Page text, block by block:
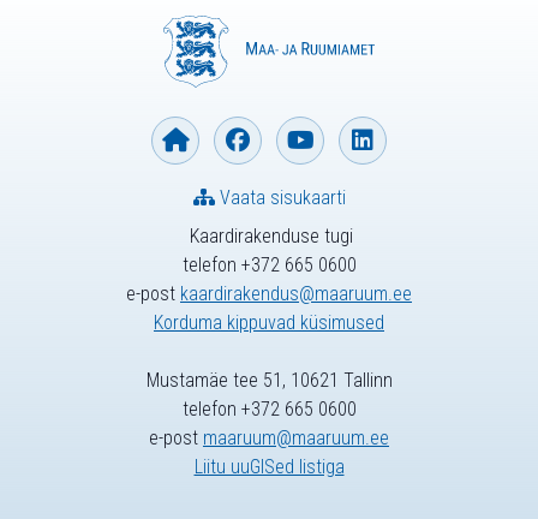
Kaardirakenduse tugi
telefon +372 665 0600
e-post kaardirakendus@maaruum.ee
Korduma kippuvad küsimused
Vaata sisukaarti
Mustamäe tee 51, 10621 Tallinn
telefon +372 665 0600
e-post maaruum@maaruum.ee
Liitu uuGISed listiga